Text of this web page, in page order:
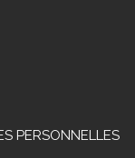
PERSONNELLES